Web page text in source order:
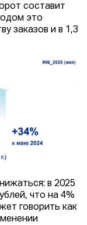
составит
это
заказов и в 1,3
в 2025
что на 4%
говорить как